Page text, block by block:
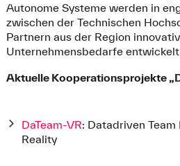
Autonome Systeme werden in
zwischen der Technischen
Partnern aus der Region
Unternehmensbedarfe entwickelt.
Aktuelle Kooperationsprojekte
DaTeam-VR: Datadriven
Reality